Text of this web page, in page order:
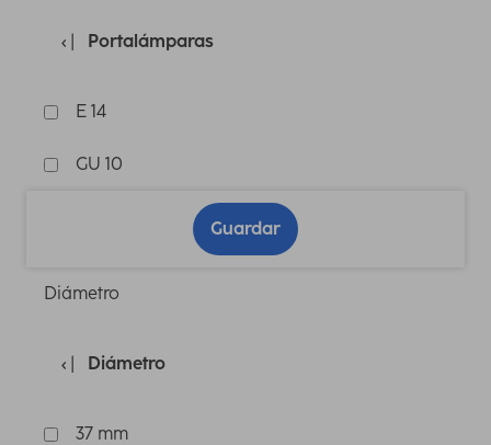
Portalámparas
E 14
GU 10
Guardar
Diámetro
Diámetro
37 mm